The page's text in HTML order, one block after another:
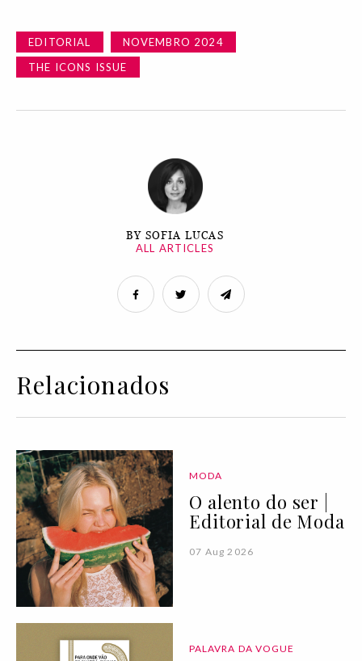
EDITORIAL
NOVEMBRO 2024
THE ICONS ISSUE
BY SOFIA LUCAS
ALL ARTICLES
Relacionados
MODA
O alento do ser |
Editorial de Moda
07 Aug 2026
PALAVRA DA VOGUE